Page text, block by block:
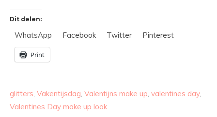
Dit delen:
WhatsApp Facebook Twitter Pinterest
Print
glitters, Vakentijsdag, Valentijns make up, valentines day,
Valentines Day make up look